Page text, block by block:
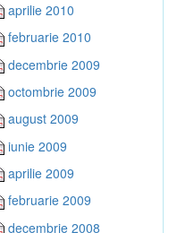
aprilie 2010
februarie 2010
decembrie 2009
octombrie 2009
august 2009
iunie 2009
aprilie 2009
februarie 2009
decembrie 2008